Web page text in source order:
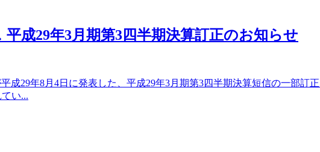
成29年3月期第3四半期決算訂正のお知らせ
成29年8月4日に発表した、平成29年3月期第3四半期決算短信の一部
い...